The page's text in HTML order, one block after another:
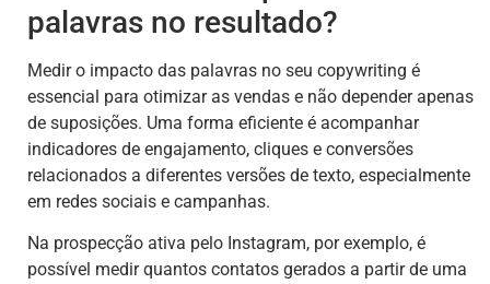
palavras no resultado?
Medir o impacto das palavras no seu copywriting é
essencial para otimizar as vendas e não depender apenas
de suposições. Uma forma eficiente é acompanhar
indicadores de engajamento, cliques e conversões
relacionados a diferentes versões de texto, especialmente
em redes sociais e campanhas.
Na prospecção ativa pelo Instagram, por exemplo, é
possível medir quantos contatos gerados a partir de uma